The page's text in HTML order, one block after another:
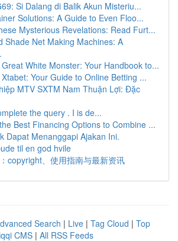
Si Dalang di Balik Akun Misteriu...
Solutions: A Guide to Even Floo...
Mysterious Revelations: Read Furt...
Shade Net Making Machines: A
White Monster: Your Handbook to...
Your Guide to Online Betting ...
MTV SXTM Nam Thuận Lợi: Đặc
the query . I is de...
Best Financing Options to Combine ...
Dapat Menanggapi Ajakan Ini.
til en god hvile
copyright、使用指南与最新资讯
Search | Live | Tag Cloud | Top
CMS | All RSS Feeds